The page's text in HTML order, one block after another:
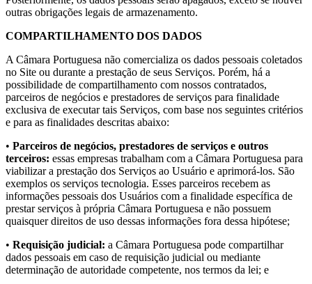
outras obrigações legais de armazenamento.
COMPARTILHAMENTO DOS DADOS
A Câmara Portuguesa não comercializa os dados pessoais coletados
no Site ou durante a prestação de seus Serviços. Porém, há a
possibilidade de compartilhamento com nossos contratados,
parceiros de negócios e prestadores de serviços para finalidade
exclusiva de executar tais Serviços, com base nos seguintes critérios
e para as finalidades descritas abaixo:
• Parceiros de negócios, prestadores de serviços e outros
terceiros: essas empresas trabalham com a Câmara Portuguesa para
viabilizar a prestação dos Serviços ao Usuário e aprimorá-los. São
exemplos os serviços tecnologia. Esses parceiros recebem as
informações pessoais dos Usuários com a finalidade específica de
prestar serviços à própria Câmara Portuguesa e não possuem
quaisquer direitos de uso dessas informações fora dessa hipótese;
• Requisição judicial: a Câmara Portuguesa pode compartilhar
dados pessoais em caso de requisição judicial ou mediante
determinação de autoridade competente, nos termos da lei; e